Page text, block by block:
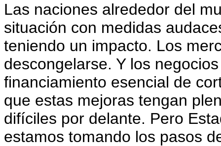
Las naciones alrededor del
situación con medidas
teniendo un impacto. Los
descongelarse. Y los
financiamiento esencial de
que estas mejoras tengan
difíciles por delante. Pero
estamos tomando los pasos